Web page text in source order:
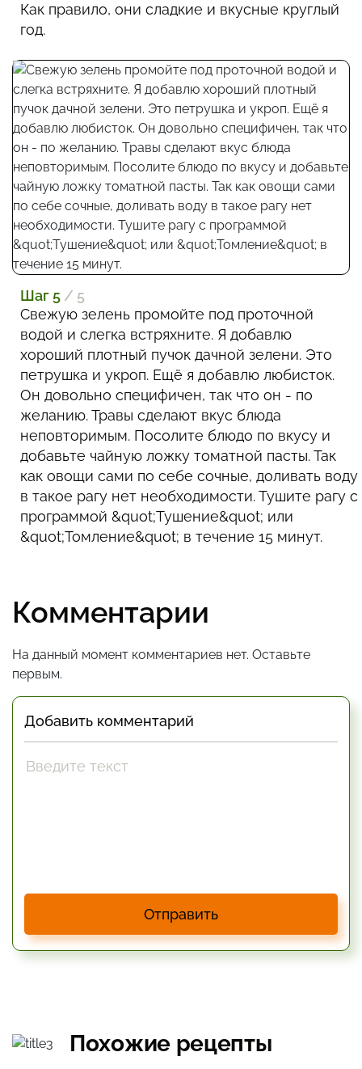
Как правило, они сладкие и вкусные круглый
год.
Шаг 5 / 5
Свежую зелень промойте под проточной
водой и слегка встряхните. Я добавлю
хороший плотный пучок дачной зелени. Это
петрушка и укроп. Ещё я добавлю любисток.
Он довольно специфичен, так что он - по
желанию. Травы сделают вкус блюда
неповторимым. Посолите блюдо по вкусу и
добавьте чайную ложку томатной пасты. Так
как овощи сами по себе сочные, доливать воду
в такое рагу нет необходимости. Тушите рагу с
программой &quot;Тушение&quot; или
&quot;Томление&quot; в течение 15 минут.
Комментарии
На данный момент комментариев нет. Оставьте
первым.
Добавить комментарий
Отправить
Похожие рецепты